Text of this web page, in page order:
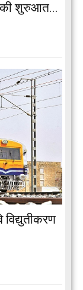
की शुरुआत...